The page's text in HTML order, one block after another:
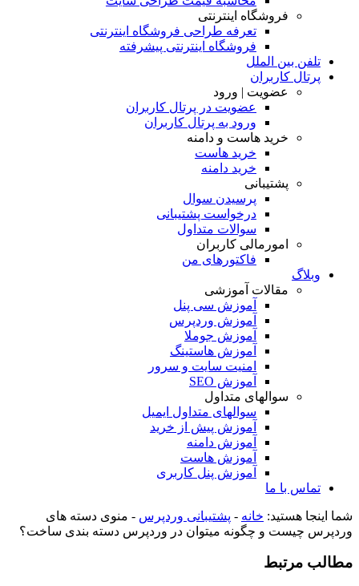
فروشگاه اینترنتی
تعرفه طراحی فروشگاه اینترنتی
فروشگاه اینترنتی پیشرفته
تلفن بین الملل
پرتال کاربران
عضویت | ورود
عضویت در پرتال کاربران
ورود به پرتال کاربران
خرید هاست و دامنه
خرید هاست
خرید دامنه
پشتیبانی
پرسیدن سوال
درخواست پشتیبانی
سوالات متداول
امورمالی کاربران
فاکتورهای من
وبلاگ
مقالات آموزشی
آموزش سی پنل
آموزش وردپرس
آموزش جوملا
آموزش هاستینگ
امنیت سایت و سرور
آموزش SEO
سوالهای متداول
سوالهای متداول ایمیل
آموزش پیش از خرید
آموزش دامنه
آموزش هاست
آموزش پنل کاربری
تماس با ما
شما اینجا هستید: خانه - پشتیبانی وردپرس - منوی دسته های
وردپرس چیست و چگونه میتوان در وردپرس دسته بندی ساخت؟
مطالب مرتبط